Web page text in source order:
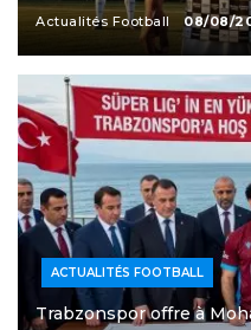
Actualités Football 08/08/
ACTUALITÉS FOOTBALL
Trabzonspor offre à